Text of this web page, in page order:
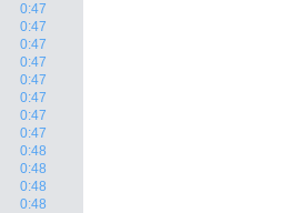
0:47
0:47
0:47
0:47
0:47
0:47
0:47
0:47
0:48
0:48
0:48
0:48